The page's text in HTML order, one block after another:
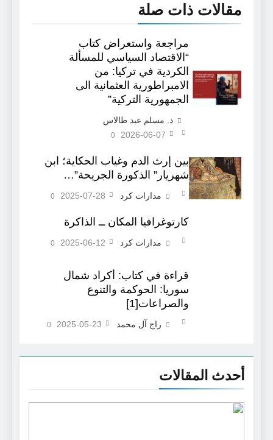
مقالات ذات صلة
مراجعة واستعراض كتاب
“الاقتصاد السياسي للمسألة
الكردية في تركيا: من
الامبراطورية العثمانية الى
الجمهورية التركية”
د. مسلم عبد طالاس
2026-06-07
0
بين إرث الدم وغياب الحكاية؛ ابن
شهريار” الذكورة الجريحة”…
مدارات كرد 2025-07-28
0
كارتوغرافيا المكان ــ الذاكرة
مدارات كرد 2025-06-12
0
قراءة في كتاب: أكراد شمال
سوريا: الحوكمة والتنوع
والصراعات[1]
راج آل محمد 2025-05-23
0
أحدث المقالات